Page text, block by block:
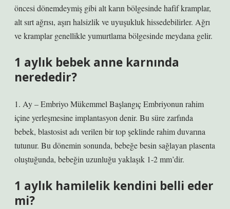
öncesi dönemdeymiş gibi alt karın bölgesinde hafif kramplar,
alt sırt ağrısı, aşırı halsizlik ve uyuşukluk hissedebilirler. Ağrı
ve kramplar genellikle yumurtlama bölgesinde meydana gelir.
1 aylık bebek anne karnında
nerededir?
1. Ay – Embriyo Mükemmel Başlangıç ​​Embriyonun rahim
içine yerleşmesine implantasyon denir. Bu süre zarfında
bebek, blastosist adı verilen bir top şeklinde rahim duvarına
tutunur. Bu dönemin sonunda, bebeğe besin sağlayan plasenta
oluştuğunda, bebeğin uzunluğu yaklaşık 1-2 mm’dir.
1 aylık hamilelik kendini belli eder
mi?